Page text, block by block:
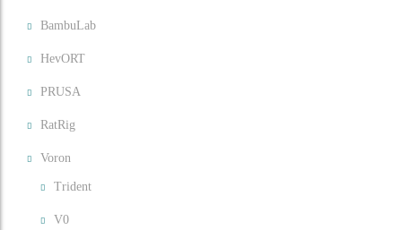
BambuLab
HevORT
PRUSA
RatRig
Voron
Trident
V0